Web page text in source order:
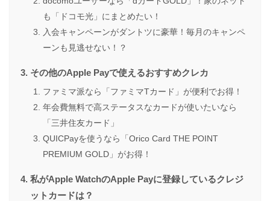
も「ドコモ光」にまとめたい！
入会キャンペーンがダントツに豪華！毎月のキャンペ
ーンも見逃せない！？
その他のApple Payで使えるおすすめクレカ
ファミマ派なら「ファミマTカード」が便利でお得！
年会費無料で高ステータスなカードが使いたいなら
「三井住友カード」
QUICPayを使うなら「Orico Card THE POINT
PREMIUM GOLD」がお得！
私がApple WatchのApple Payに登録しているクレジ
ットカードは？